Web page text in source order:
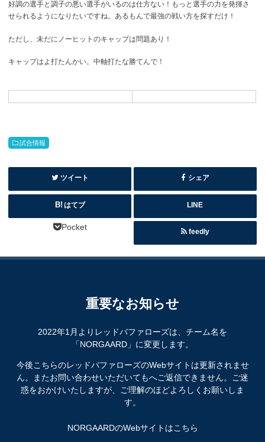
好調の選手と調子の悪い選手がいるのは仕方ない！もっと選手の力を発揮さ
せられるようになりたいですね。あるもんで最強の戦い方を探すだけ！
ただし、未だにノーヒットのキャップは問題あり！
キャップはよ打たんかい。中軸打たな勝てんで！
試合情報
ツイート シェア
はてブ LINE
Pocket feedly
重要なお知らせ
2022年1月よりレッドバファローズは、チーム名を
「NORGAARD」に変更します。
今後こちらのレッドバファローズのWebサイトは更新されませ
ん。またお問い合わせいただいてもへご返信できません。ご迷
惑をおかけいたしますが、ご理解のほどよろしくお願いしま
す。
NORGAARDのWebサイトはこちら